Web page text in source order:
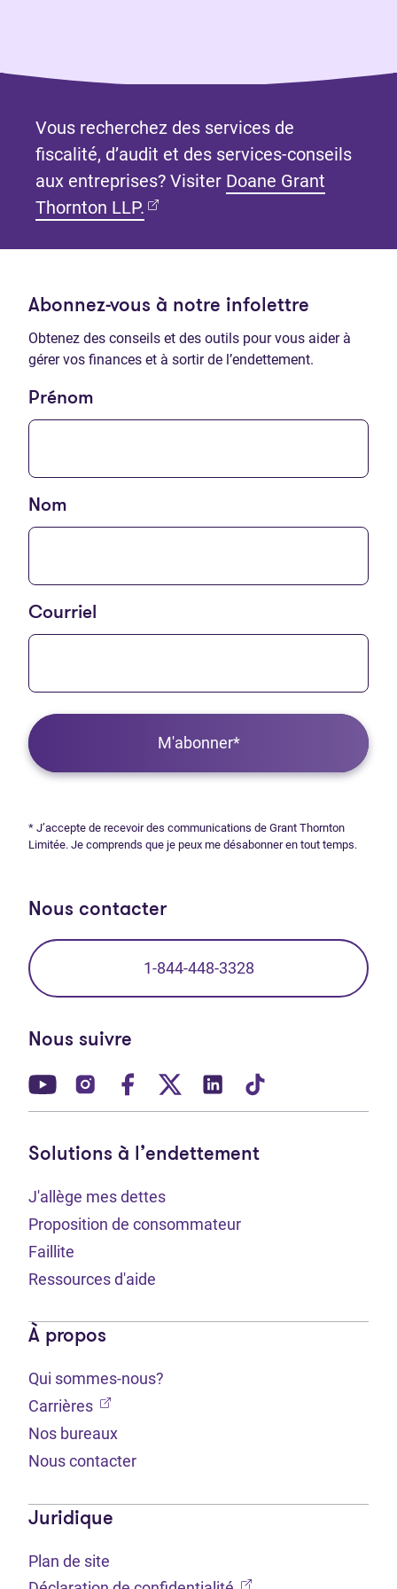
Vous recherchez des services de
fiscalité, d’audit et des services-conseils
aux entreprises? Visiter Doane Grant
Thornton LLP. (Ouvre dans un nouvel onglet)
Abonnez-vous à notre infolettre
Obtenez des conseils et des outils pour vous aider à
gérer vos finances et à sortir de l’endettement.
Prénom
Nom
Courriel
M'abonner*
* J’accepte de recevoir des communications de Grant Thornton
Limitée. Je comprends que je peux me désabonner en tout temps.
Nous contacter
1-844-448-3328
Nous suivre
(Ouvre dans un nouvel onglet)
(Ouvre dans un nouvel onglet)
(Ouvre dans un nouvel onglet)
(Ouvre dans un nouvel
(Ouvre dans un
Solutions à l’endettement
J'allège mes dettes
Proposition de consommateur
Faillite
Ressources d'aide
À propos
Qui sommes-nous?
Carrières (Ouvre dans un nouvel onglet)
Nos bureaux
Nous contacter
Juridique
Plan de site